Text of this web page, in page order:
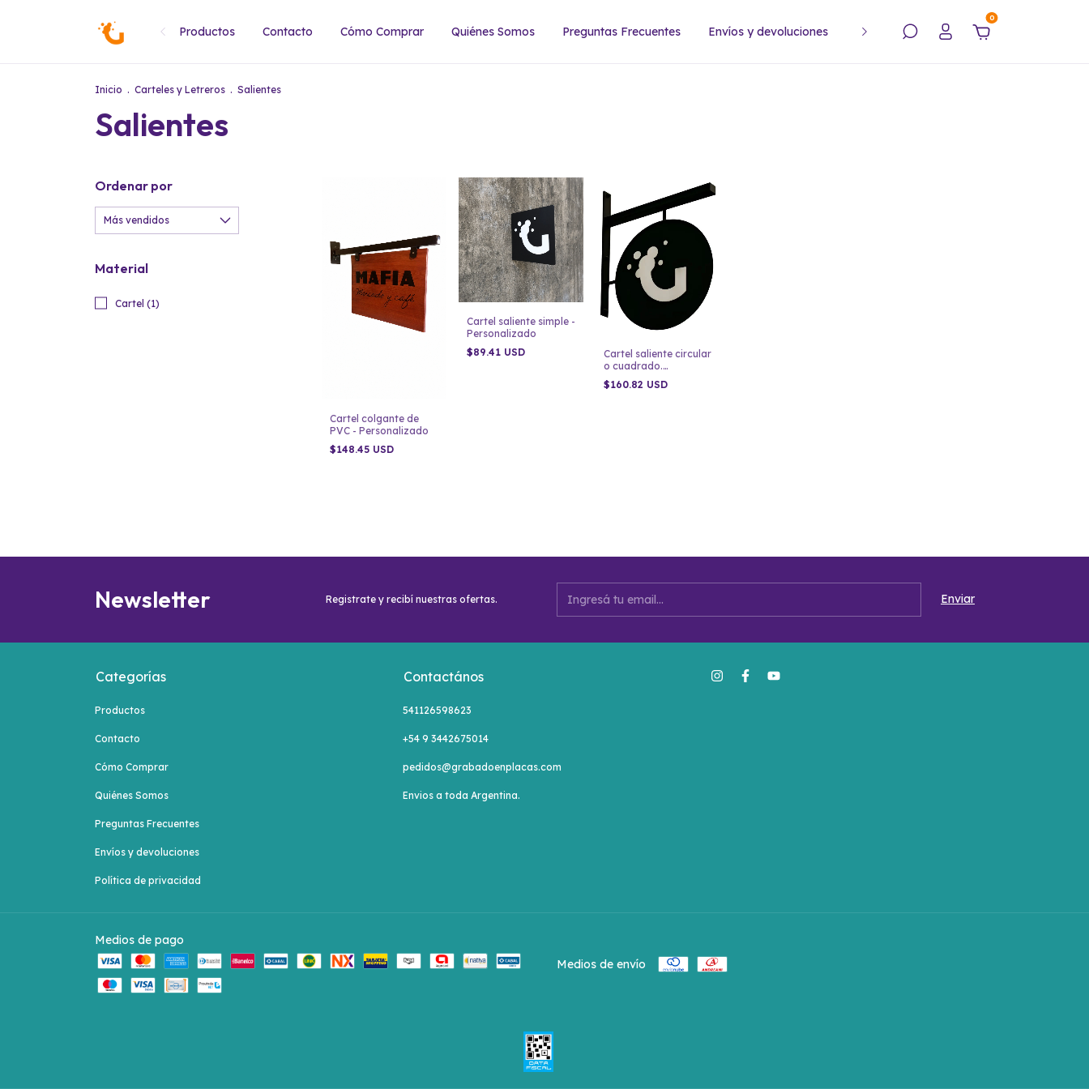
Productos Contacto Cómo Comprar Quiénes Somos Preguntas Frecuentes Envíos y devoluciones Política de privacidad
0
Inicio . Carteles y Letreros . Salientes
Salientes
Ordenar por
Material
Cartel (1)
Cartel colgante de
PVC - Personalizado
$148.45 USD
Cartel saliente simple -
Personalizado
$89.41 USD
Cartel saliente circular
o cuadrado.
Personalizado, listo
para instalar.
$160.82 USD
Newsletter Registrate y recibí nuestras ofertas.
Categorías
Productos
Contacto
Cómo Comprar
Quiénes Somos
Preguntas Frecuentes
Envíos y devoluciones
Política de privacidad
Contactános
541126598623
+54 9 3442675014
pedidos@grabadoenplacas.com
Envios a toda Argentina.
Medios de pago
Medios de envío